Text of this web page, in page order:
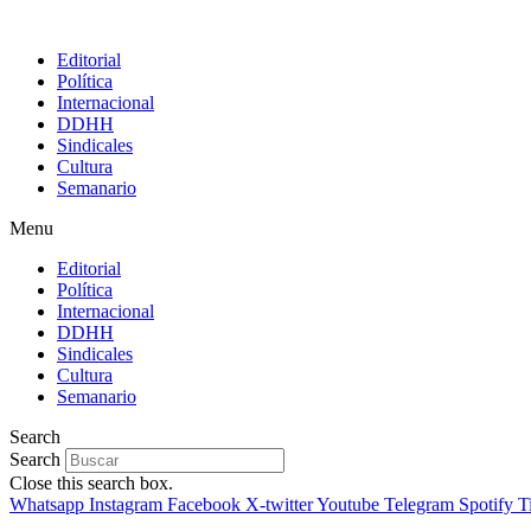
Editorial
Política
Internacional
DDHH
Sindicales
Cultura
Semanario
Menu
Editorial
Política
Internacional
DDHH
Sindicales
Cultura
Semanario
Search
Search
Close this search box.
Whatsapp Instagram Facebook X-twitterYoutube Telegram Spotify